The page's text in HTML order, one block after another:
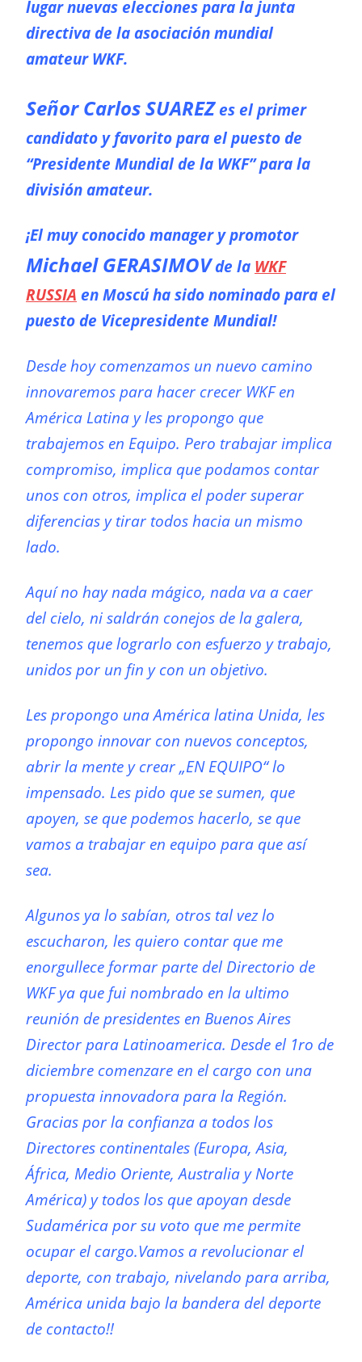
lugar nuevas elecciones para la junta
directiva de la asociación mundial
amateur WKF.
Señor Carlos SUAREZes el primer
candidato y favorito para el puesto de
“Presidente Mundial de la WKF” para la
división amateur.
¡El muy conocido manager y promotor
Michael GERASIMOVde la WKF
RUSSIA en Moscú ha sido nominado para el
puesto de Vicepresidente Mundial!
Desde hoy comenzamos un nuevo camino
innovaremos para hacer crecer WKF en
América Latina y les propongo que
trabajemos en Equipo. Pero trabajar implica
compromiso, implica que podamos contar
unos con otros, implica el poder superar
diferencias y tirar todos hacia un mismo
lado.
Aquí no hay nada mágico, nada va a caer
del cielo, ni saldrán conejos de la galera,
tenemos que lograrlo con esfuerzo y trabajo,
unidos por un fin y con un objetivo.
Les propongo una América latina Unida, les
propongo innovar con nuevos conceptos,
abrir la mente y crear „EN EQUIPO“ lo
impensado. Les pido que se sumen, que
apoyen, se que podemos hacerlo, se que
vamos a trabajar en equipo para que así
sea.
Algunos ya lo sabían, otros tal vez lo
escucharon, les quiero contar que me
enorgullece formar parte del Directorio de
WKF ya que fui nombrado en la ultimo
reunión de presidentes en Buenos Aires
Director para Latinoamerica. Desde el 1ro de
diciembre comenzare en el cargo con una
propuesta innovadora para la Región.
Gracias por la confianza a todos los
Directores continentales (Europa, Asia,
África, Medio Oriente, Australia y Norte
América) y todos los que apoyan desde
Sudamérica por su voto que me permite
ocupar el cargo.Vamos a revolucionar el
deporte, con trabajo, nivelando para arriba,
América unida bajo la bandera del deporte
de contacto!!